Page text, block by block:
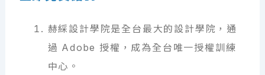
赫綵設計學院是全台最大的設計學院，通
過 Adobe 授權，成為全台唯一授權訓練
中心。